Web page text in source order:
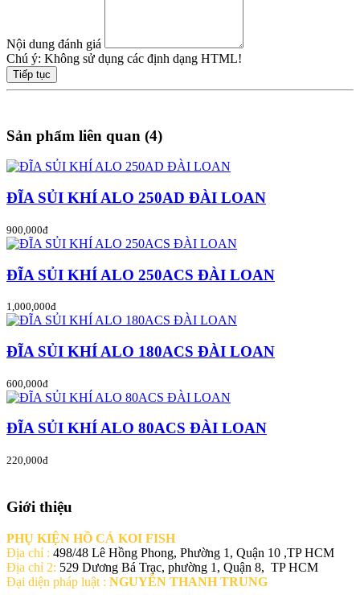
Nội dung đánh giá
Chú ý: Không sử dụng các định dạng HTML!
Tiếp tục
Sản phẩm liên quan (4)
ĐĨA SỦI KHÍ ALO 250AD ĐÀI LOAN
900,000đ
ĐĨA SỦI KHÍ ALO 250ACS ĐÀI LOAN
1,000,000đ
ĐĨA SỦI KHÍ ALO 180ACS ĐÀI LOAN
600,000đ
ĐĨA SỦI KHÍ ALO 80ACS ĐÀI LOAN
220,000đ
Giới thiệu
PHỤ KIỆN HỒ CÁ KOI FISH
Địa chỉ : 498/48 Lê Hồng Phong, Phường 1, Quận 10 ,TP HCM
Địa chỉ 2: 529 Dương Bá Trạc, phường 1, Quận 8, TP HCM
Đại diện pháp luật : NGUYỄN THANH TRUNG